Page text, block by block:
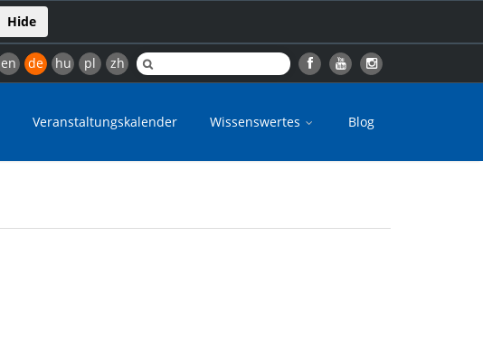
Hide
en de hu pl zh
Veranstaltungskalender Wissenswertes Blog